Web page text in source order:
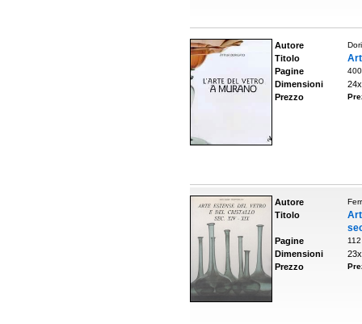
Autore
Titolo
Pagine 400
Dimensioni
Prezzo
Autore
Titolo
Pagine 112
Dimensioni
Prezzo